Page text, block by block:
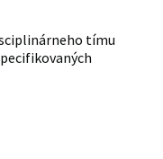
tímu